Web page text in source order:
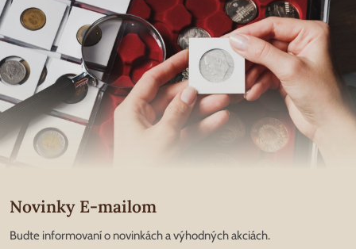
Novinky E-mailom
Budte informovaní o novinkách a výhodných akciách.